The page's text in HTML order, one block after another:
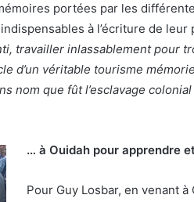
portées par les
à l’écriture de leur
travailler inlassablement pour
d’un véritable tourisme
nom que fût l’esclavage colonial
… à Ouidah pour apprendre
Pour Guy Losbar, en venant